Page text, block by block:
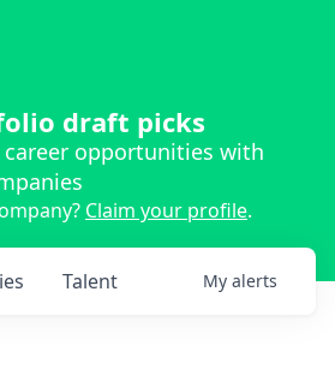
draft picks
opportunities with
Claim your profile.
Talent My alerts